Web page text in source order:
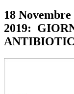
18 Novembre
2019: